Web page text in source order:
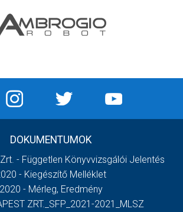
DOKUMENTUMOK
- Független Könyvvizsgálói Jelentés
- Kiegészítő Melléklet
2020 - Mérleg, Eredmény
ZRT._SFP_2021-2021_MLSZ